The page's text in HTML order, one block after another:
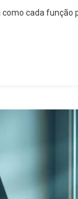
cada função